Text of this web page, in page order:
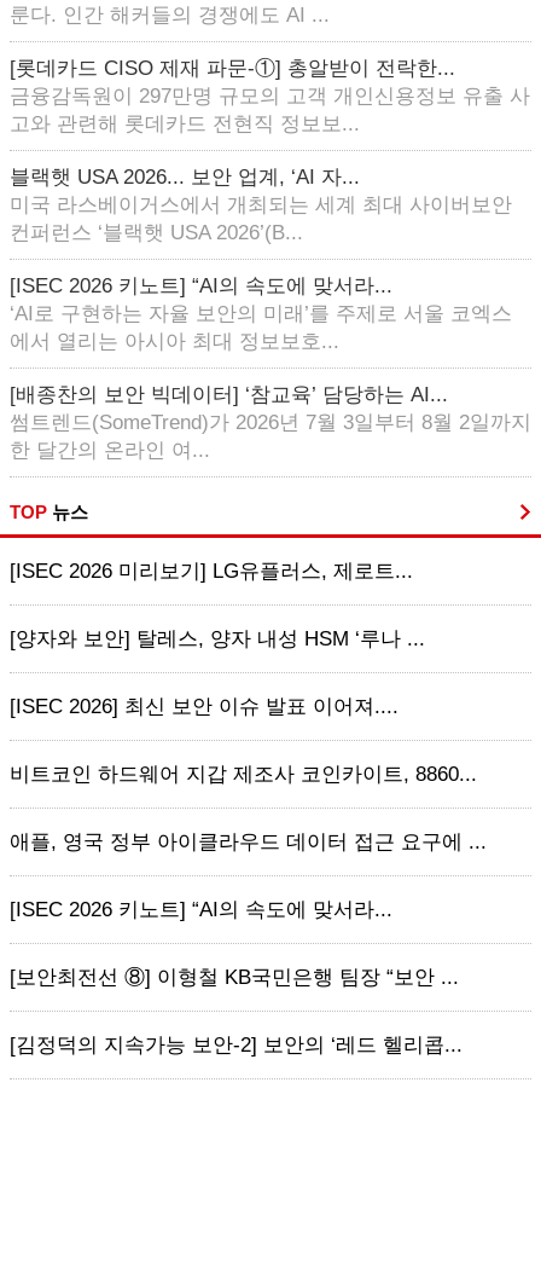
룬다. 인간 해커들의 경쟁에도 AI ...
[롯데카드 CISO 제재 파문-①] 총알받이 전락한...
금융감독원이 297만명 규모의 고객 개인신용정보 유출 사
고와 관련해 롯데카드 전현직 정보보...
블랙햇 USA 2026... 보안 업계, ‘AI 자...
미국 라스베이거스에서 개최되는 세계 최대 사이버보안
컨퍼런스 ‘블랙햇 USA 2026’(B...
[ISEC 2026 키노트] “AI의 속도에 맞서라...
‘AI로 구현하는 자율 보안의 미래’를 주제로 서울 코엑스
에서 열리는 아시아 최대 정보보호...
[배종찬의 보안 빅데이터] ‘참교육’ 담당하는 AI...
썸트렌드(SomeTrend)가 2026년 7월 3일부터 8월 2일까지
한 달간의 온라인 여...
TOP 뉴스
[ISEC 2026 미리보기] LG유플러스, 제로트...
[양자와 보안] 탈레스, 양자 내성 HSM ‘루나 ...
[ISEC 2026] 최신 보안 이슈 발표 이어져....
비트코인 하드웨어 지갑 제조사 코인카이트, 8860...
애플, 영국 정부 아이클라우드 데이터 접근 요구에 ...
[ISEC 2026 키노트] “AI의 속도에 맞서라...
[보안최전선 ⑧] 이형철 KB국민은행 팀장 “보안 ...
[김정덕의 지속가능 보안-2] 보안의 ‘레드 헬리콥...